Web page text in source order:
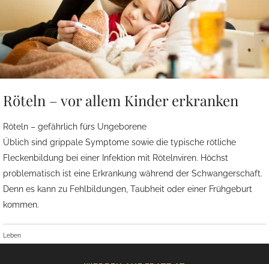
Röteln – vor allem Kinder erkranken
Röteln – gefährlich fürs Ungeborene
Üblich sind grippale Symptome sowie die typische rötliche
Fleckenbildung bei einer Infektion mit Rötelnviren. Höchst
problematisch ist eine Erkrankung während der Schwangerschaft.
Denn es kann zu Fehlbildungen, Taubheit oder einer Frühgeburt
kommen.
Leben